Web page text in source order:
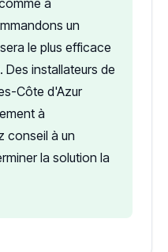
un
le plus efficace
Des installateurs de
Côte d'Azur
à
conseil à un
la solution la